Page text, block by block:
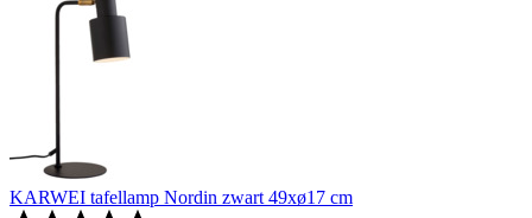
KARWEI tafellamp Nordin zwart 49xø17 cm